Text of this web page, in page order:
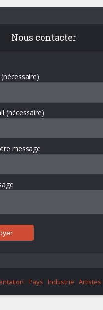
Nous contacter
(nécessaire)
message
Pays Industrie Artistes